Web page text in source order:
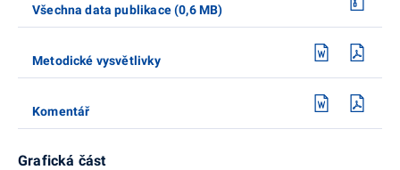
Všechna data publikace (0,6 MB)
Metodické vysvětlivky
Komentář
Grafická část